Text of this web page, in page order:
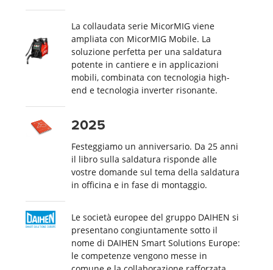
La collaudata serie MicorMIG viene
ampliata con MicorMIG Mobile. La
soluzione perfetta per una saldatura
potente in cantiere e in applicazioni
mobili, combinata con tecnologia high-
end e tecnologia inverter risonante.
2025
Festeggiamo un anniversario. Da 25 anni
il libro sulla saldatura risponde alle
vostre domande sul tema della saldatura
in officina e in fase di montaggio.
Le società europee del gruppo DAIHEN si
presentano congiuntamente sotto il
nome di DAIHEN Smart Solutions Europe:
le competenze vengono messe in